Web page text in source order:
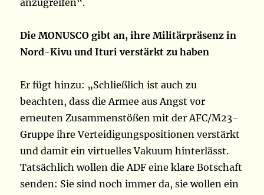
anzugreifen“.
Die MONUSCO gibt an, ihre Militärpräsenz in
Nord-Kivu und Ituri verstärkt zu haben
Er fügt hinzu: „Schließlich ist auch zu
beachten, dass die Armee aus Angst vor
erneuten Zusammenstößen mit der AFC/M23-
Gruppe ihre Verteidigungspositionen verstärkt
und damit ein virtuelles Vakuum hinterlässt.
Tatsächlich wollen die ADF eine klare Botschaft
senden: Sie sind noch immer da, sie wollen ein